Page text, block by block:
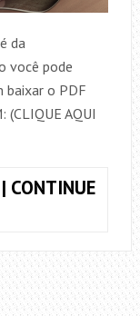
da
você pode
o PDF
AQUI
CONTINUE